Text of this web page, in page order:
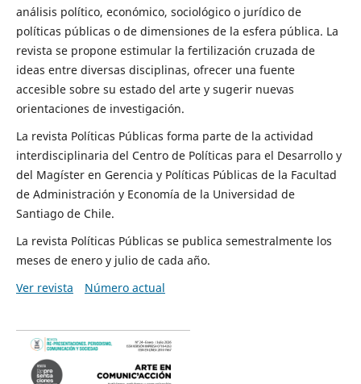
análisis político, económico, sociológico o jurídico de
políticas públicas o de dimensiones de la esfera pública. La
revista se propone estimular la fertilización cruzada de
ideas entre diversas disciplinas, ofrecer una fuente
accesible sobre su estado del arte y sugerir nuevas
orientaciones de investigación.
La revista Políticas Públicas forma parte de la actividad
interdisciplinaria del Centro de Políticas para el Desarrollo y
del Magíster en Gerencia y Políticas Públicas de la Facultad
de Administración y Economía de la Universidad de
Santiago de Chile.
La revista Políticas Públicas se publica semestralmente los
meses de enero y julio de cada año.
Ver revista
Número actual